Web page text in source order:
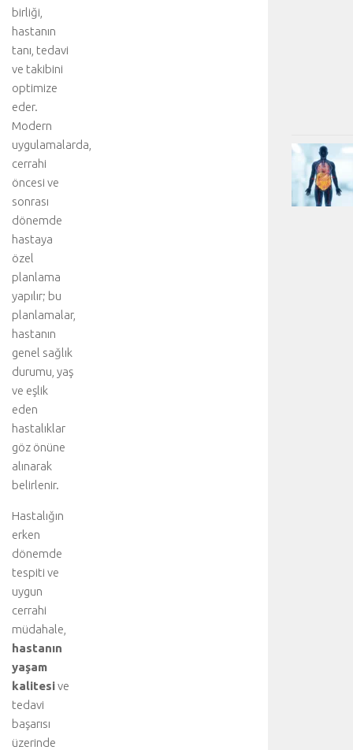
birliği,
hastanın
tanı, tedavi
ve takibini
optimize
eder.
Modern
uygulamalarda,
cerrahi
öncesi ve
sonrası
dönemde
hastaya
özel
planlama
yapılır; bu
planlamalar,
hastanın
genel sağlık
durumu, yaş
ve eşlik
eden
hastalıklar
göz önüne
alınarak
belirlenir.
Hastalığın
erken
dönemde
tespiti ve
uygun
cerrahi
müdahale,
hastanın
yaşam
kalitesive
tedavi
başarısı
üzerinde